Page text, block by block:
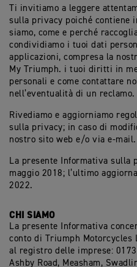
Ti invitiamo a leggere
sulla privacy poiché contiene
siamo, come e perché
condividiamo i tuoi dati
applicazioni, compresa la
My Triumph. i tuoi diritti in
personali e come contattare
nell’eventualità di un reclamo.
Rivediamo e aggiorniamo
sulla privacy; in caso di
nostro sito web e/o via e-mail.
La presente Informativa sulla
maggio 2018; l’ultimo
2022.
CHI SIAMO
La presente Informativa
conto di Triumph
al registro delle imprese:
Ashby Road, Measham,